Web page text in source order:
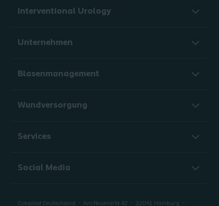
Interventional Urology
Unternehmen
Blasenmanagement
Wundversorgung
Services
Social Media
Coloplast Deutschland Am Neumarkt 42 22041 Hamburg